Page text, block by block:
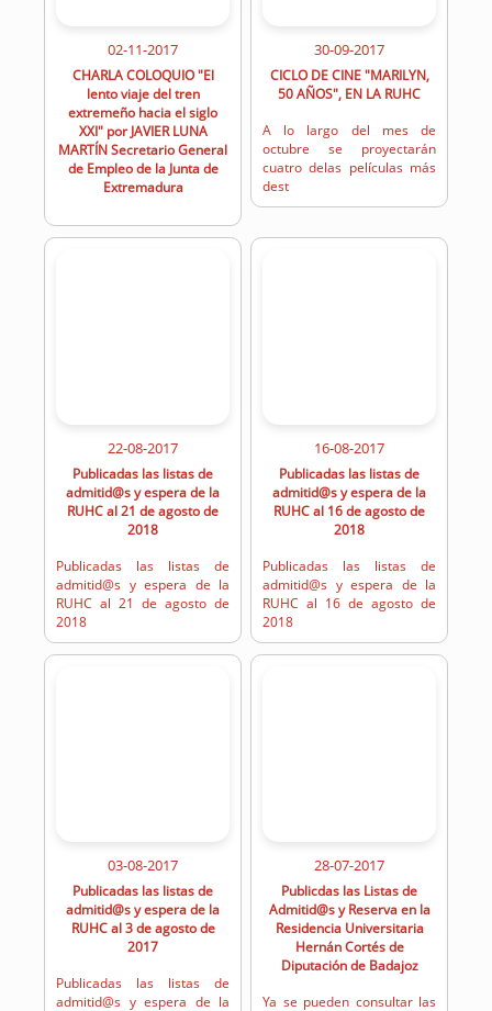
02-11-2017
CHARLA COLOQUIO "El
lento viaje del tren
extremeño hacia el siglo
XXI" por JAVIER LUNA
MARTÍN Secretario General
de Empleo de la Junta de
Extremadura
30-09-2017
CICLO DE CINE "MARILYN,
50 AÑOS", EN LA RUHC
A lo largo del mes de
octubre se proyectarán
cuatro delas películas más
dest
22-08-2017
Publicadas las listas de
admitid@s y espera de la
RUHC al 21 de agosto de
2018
Publicadas las listas de
admitid@s y espera de la
RUHC al 21 de agosto de
2018
16-08-2017
Publicadas las listas de
admitid@s y espera de la
RUHC al 16 de agosto de
2018
Publicadas las listas de
admitid@s y espera de la
RUHC al 16 de agosto de
2018
03-08-2017
Publicadas las listas de
admitid@s y espera de la
RUHC al 3 de agosto de
2017
Publicadas las listas de
admitid@s y espera de la
28-07-2017
Publicdas las Listas de
Admitid@s y Reserva en la
Residencia Universitaria
Hernán Cortés de
Diputación de Badajoz
Ya se pueden consultar las